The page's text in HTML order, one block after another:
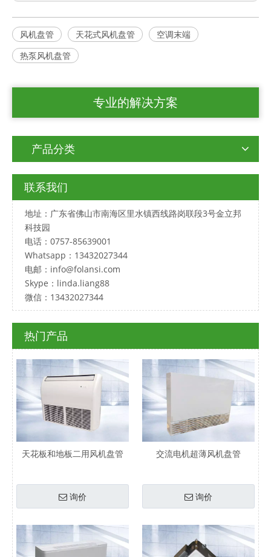
风机盘管 天花式风机盘管
空调末端
热泵风机盘管
专业的解决方案
产品分类
联系我们
地址：广东省佛山市南海区里水镇西线路岗联段3号金立邦
科技园
电话：0757-85639001
Whatsapp：13432027344
电邮： info@folansi.com
Skype：linda.liang88
微信：13432027344
热门产品
天花板和地板二用风机盘管
询价
交流电机超薄风机盘管
询价